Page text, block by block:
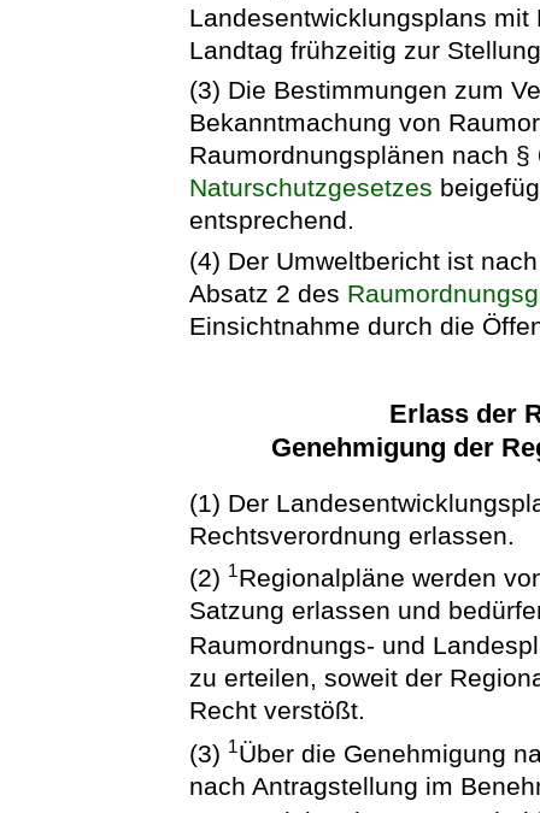
Landesentwicklungsplans
Landtag frühzeitig zur
(3) Die Bestimmungen zum
Bekanntmachung von
Raumordnungsplänen nach
Naturschutzgesetzes
entsprechend.
(4) Der Umweltbericht ist
Absatz 2 des
Einsichtnahme durch die
Erlass der
Genehmigung der
(1) Der
Rechtsverordnung erlassen.
(2) 1Regionalpläne werden
Satzung erlassen und
Raumordnungs- und
zu erteilen, soweit der
Recht verstößt.
(3) 1Über die Genehmigung
nach Antragstellung im